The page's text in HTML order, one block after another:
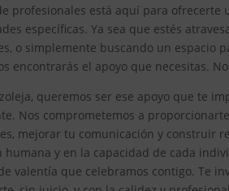
profesionales está aquí para ofrecerte
específicas. Ya sea que estés
o simplemente buscando un espacio
encontrarás el apoyo que necesitas.
queremos ser ese apoyo que te
Nos comprometemos a
mejorar tu comunicación y construir
humana y en la capacidad de cada
valentía que celebramos contigo. Te